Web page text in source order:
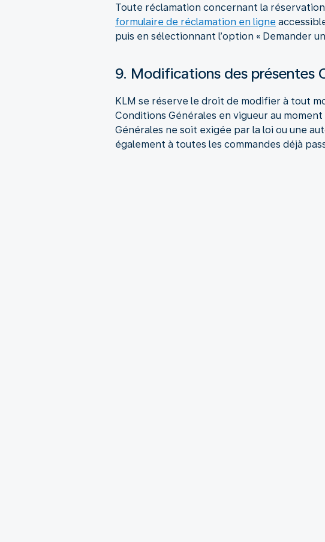
Toute réclamation concernant la
formulaire de réclamation en ligne
puis en sélectionnant l’option « Demander
9. Modifications des présentes
KLM se réserve le droit de modifier à tout
Conditions Générales en vigueur au
Générales ne soit exigée par la loi ou une
également à toutes les commandes déjà